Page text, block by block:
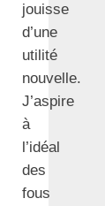
jouisse
d’une
utilité
nouvelle.
J’aspire
à
l’idéal
des
fous